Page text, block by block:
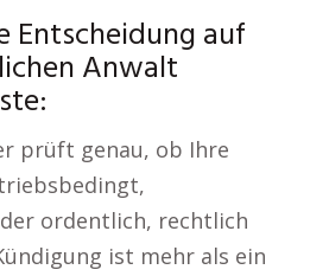
Entscheidung auf
Anwalt
prüft genau, ob Ihre
ordentlich, rechtlich
ist mehr als ein